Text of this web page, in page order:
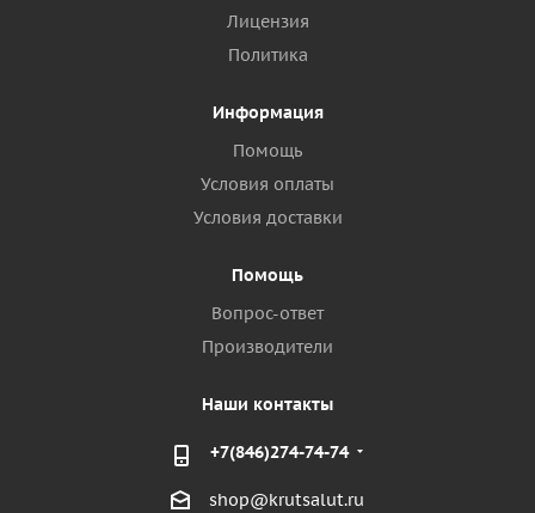
Лицензия
Политика
Информация
Помощь
Условия оплаты
Условия доставки
Помощь
Вопрос-ответ
Производители
Наши контакты
+7(846)274-74-74
shop@krutsalut.ru